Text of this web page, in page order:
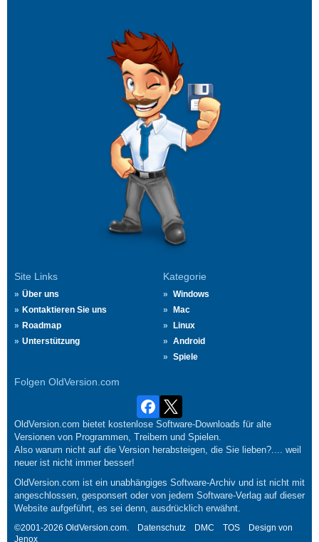
Site Links
Über uns
Kontaktieren Sie uns
Roadmap
Unterstützung
Kategorie
Windows
Mac
Linux
Android
Spiele
Folgen OldVersion.com
OldVersion.com bietet kostenlose Software-Downloads für alte
Versionen von Programmen, Treibern und Spielen.
Also warum nicht auf die Version herabsteigen, die Sie lieben?.... weil
neuer ist nicht immer besser!
OldVersion.com ist ein unabhängiges Software-Archiv und ist nicht mit
angeschlossen, gesponsert oder von jedem Software-Verlag auf dieser
Website aufgeführt, es sei denn, ausdrücklich erwähnt.
©2001-2026 OldVersion.com. Datenschutz DMC TOS
Design von
Jenox